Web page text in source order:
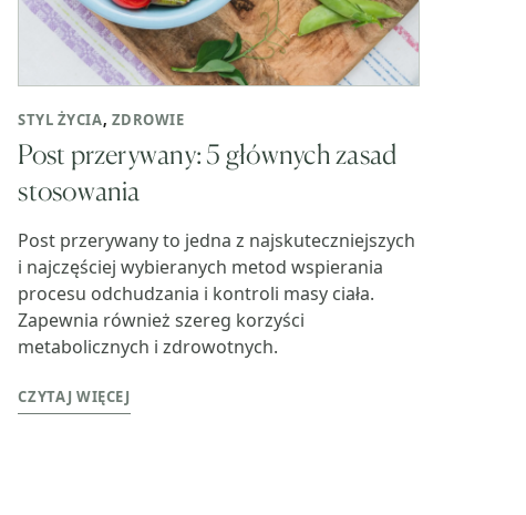
STYL ŻYCIA, ZDROWIE
Post przerywany: 5 głównych zasad
stosowania
Post przerywany to jedna z najskuteczniejszych
i najczęściej wybieranych metod wspierania
procesu odchudzania i kontroli masy ciała.
Zapewnia również szereg korzyści
metabolicznych i zdrowotnych.
CZYTAJ WIĘCEJ